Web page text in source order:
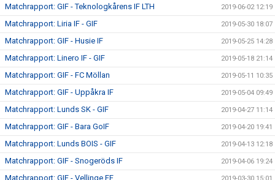
Matchrapport: GIF - Teknologkårens IF LTH 2019-06-02 12:19
Matchrapport: Liria IF - GIF 2019-05-30 18:07
Matchrapport: GIF - Husie IF 2019-05-25 14:28
Matchrapport: Linero IF - GIF 2019-05-18 21:14
Matchrapport: GIF - FC Möllan 2019-05-11 10:35
Matchrapport: GIF - Uppåkra IF 2019-05-04 09:49
Matchrapport: Lunds SK - GIF 2019-04-27 11:14
Matchrapport: GIF - Bara GoIF 2019-04-20 19:41
Matchrapport: Lunds BOIS - GIF 2019-04-13 12:18
Matchrapport: GIF - Snogeröds IF 2019-04-06 19:24
Matchrapport: GIF - Vellinge FF